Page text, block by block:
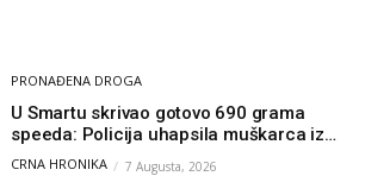
PRONAĐENA DROGA
U Smartu skrivao gotovo 690 grama
speeda: Policija uhapsila muškarca iz
Hercegovine
CRNA HRONIKA 7 Augusta, 2026